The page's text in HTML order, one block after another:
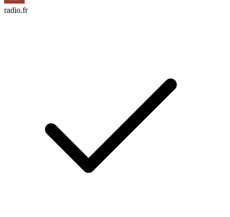
radio.fr